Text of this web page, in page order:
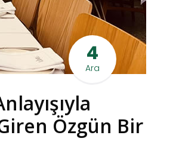
4
Ara
Özgün Bir